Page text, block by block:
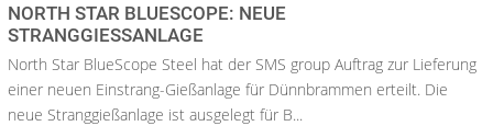
NORTH STAR BLUESCOPE: NEUE
STRANGGIESSANLAGE
North Star BlueScope Steel hat der SMS group Auftrag zur Lieferung
einer neuen Einstrang-Gießanlage für Dünnbrammen erteilt. Die
neue Stranggießanlage ist ausgelegt für B...